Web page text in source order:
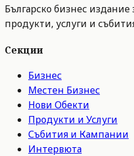
Българско бизнес
продукти, услуги и
Секции
Бизнес
Местен Бизнес
Нови Обекти
Продукти и Услуги
Събития и Кампании
Интервюта